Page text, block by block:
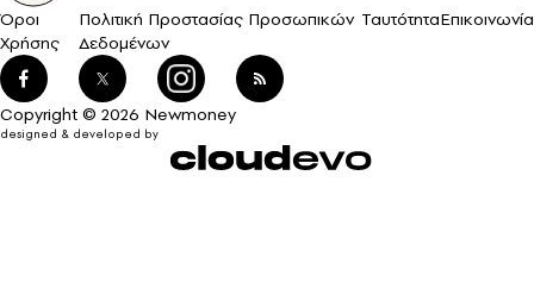
Όροι
Χρήσης
Πολιτική Προστασίας Προσωπικών
Δεδομένων
ΤαυτότηταΕπικοινωνία
Copyright © 2026 Newmoney
designed & developed by